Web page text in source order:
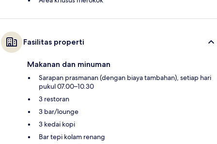
Fasilitas properti
Makanan dan minuman
Sarapan prasmanan (dengan biaya tambahan), setiap hari
pukul 07.00–10.30
3 restoran
3 bar/lounge
3 kedai kopi
Bar tepi kolam renang